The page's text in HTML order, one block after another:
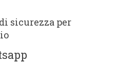
sicurezza per